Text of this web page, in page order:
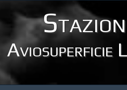
Aviosuperficie